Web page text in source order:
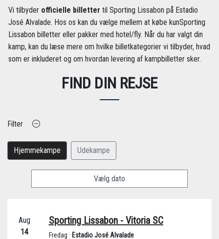
Vi tilbyder officielle billetter til Sporting Lissabon på Estadio
José Alvalade. Hos os kan du vælge mellem at købe kunSporting
Lissabon billetter eller pakker med hotel/fly. Når du har valgt din
kamp, kan du læse mere om hvilke billetkategorier vi tilbyder, hvad
som er inkluderet og om hvordan levering af kampbilletter sker.